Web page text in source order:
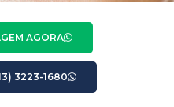
AGORA
3223-1680